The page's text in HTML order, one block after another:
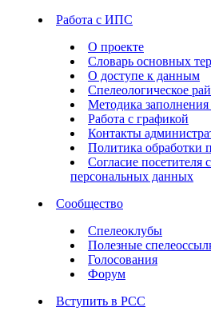
Работа с ИПС
О проекте
Словарь основных
О доступе к данным
Спелеологическое
Методика
Работа с графикой
Контакты
Политика обработки
Согласие посетителя
персональных данных
Сообщество
Спелеоклубы
Полезные
Голосования
Форум
Вступить в РСС